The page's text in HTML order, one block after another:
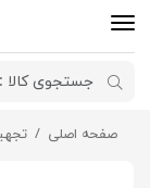
صفحه اصلی